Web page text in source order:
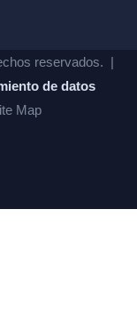
reservados. |
de datos
Map